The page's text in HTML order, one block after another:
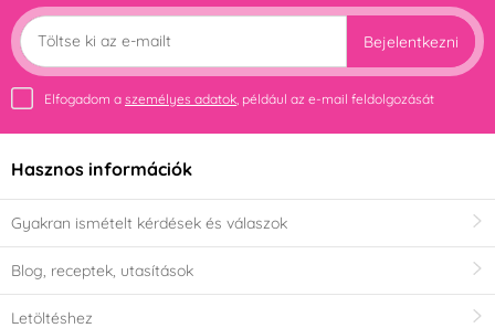
Bejelentkezni
Elfogadom a személyes adatok, például az e-mail feldolgozását
Hasznos információk
Gyakran ismételt kérdések és válaszok
Blog, receptek, utasítások
Letöltéshez